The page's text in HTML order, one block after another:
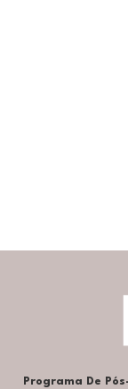
Programa De